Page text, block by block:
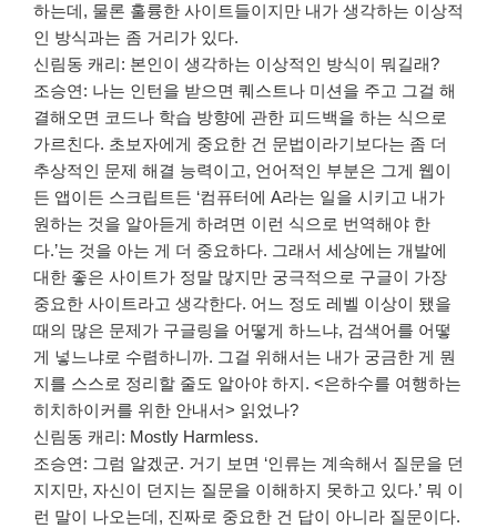
하는데, 물론 훌륭한 사이트들이지만 내가 생각하는 이상적
인 방식과는 좀 거리가 있다.
신림동 캐리: 본인이 생각하는 이상적인 방식이 뭐길래?
조승연: 나는 인턴을 받으면 퀘스트나 미션을 주고 그걸 해
결해오면 코드나 학습 방향에 관한 피드백을 하는 식으로
가르친다. 초보자에게 중요한 건 문법이라기보다는 좀 더
추상적인 문제 해결 능력이고, 언어적인 부분은 그게 웹이
든 앱이든 스크립트든 ‘컴퓨터에 A라는 일을 시키고 내가
원하는 것을 알아듣게 하려면 이런 식으로 번역해야 한
다.’는 것을 아는 게 더 중요하다. 그래서 세상에는 개발에
대한 좋은 사이트가 정말 많지만 궁극적으로 구글이 가장
중요한 사이트라고 생각한다. 어느 정도 레벨 이상이 됐을
때의 많은 문제가 구글링을 어떻게 하느냐, 검색어를 어떻
게 넣느냐로 수렴하니까. 그걸 위해서는 내가 궁금한 게 뭔
지를 스스로 정리할 줄도 알아야 하지. <은하수를 여행하는
히치하이커를 위한 안내서> 읽었나?
신림동 캐리: Mostly Harmless.
조승연: 그럼 알겠군. 거기 보면 ‘인류는 계속해서 질문을 던
지지만, 자신이 던지는 질문을 이해하지 못하고 있다.’ 뭐 이
런 말이 나오는데, 진짜로 중요한 건 답이 아니라 질문이다.